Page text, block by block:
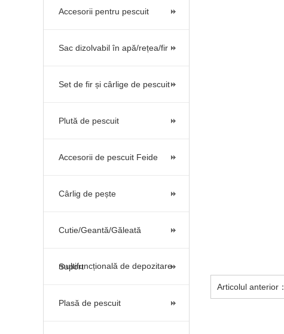
Accesorii pentru pescuit
Sac dizolvabil în apă/rețea/fir
Set de fir și cârlige de pescuit
Plută de pescuit
Accesorii de pescuit Feide
Cârlig de pește
Cutie/Geantă/Găleată
multifuncțională de depozitare
Suport
Plasă de pescuit
Articolul anterior：